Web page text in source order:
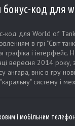
код для
код для World of
в грі "Світ
графіка і інтерфейс.
вересня 2014 року,
ангара, вніс в гру
систему і
і мобільним